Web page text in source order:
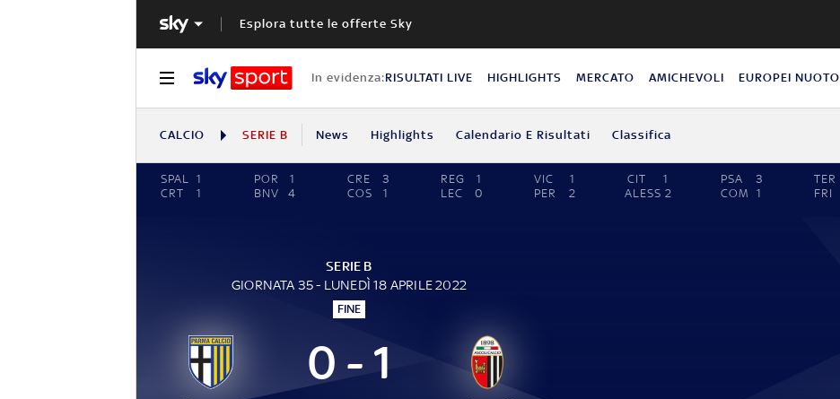
Esplora tutte le offerte Sky
In evidenza:RISULTATI LIVE HIGHLIGHTS MERCATO AMICHEVOLI EUROPEI NUOTO
CALCIO SERIE B News Highlights Calendario E Risultati Classifica
SPAL
1
CRT
1
POR
1
BNV
4
CRE
3
COS
1
REG
1
LEC
0
VIC
1
PER
2
CIT
1
ALESS 2
PSA
3
COM
1
TER
FRI
SERIE B
GIORNATA 35 - LUNEDÌ 18 APRILE 2022
FINE
0 - 1